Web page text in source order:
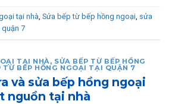
tại nhà, Sửa bếp từ bếp hồng ngoại, sửa
7
TẠI NHÀ, SỬA BẾP TỪ BẾP HỒNG
TỪ BẾP HỒNG NGOẠI TẠI QUẬN 7
và sửa bếp hồng ngoại
nguồn tại nhà